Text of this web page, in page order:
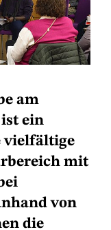
am
ein
vielfältige
mit
von
die